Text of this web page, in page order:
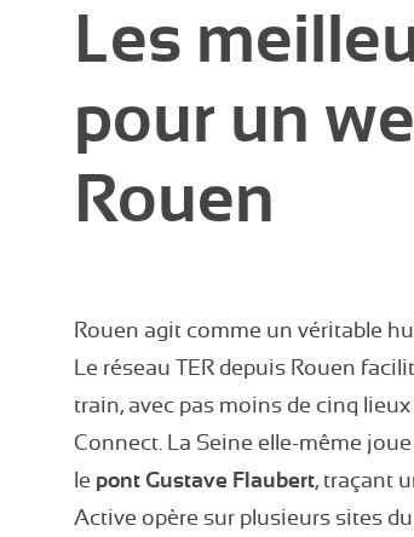
Les
pour un
Rouen
Rouen agit comme un véritable
Le réseau TER depuis Rouen
train, avec pas moins de cinq
Connect. La Seine elle-même
le pont Gustave Flaubert, traçant
Active opère sur plusieurs sites